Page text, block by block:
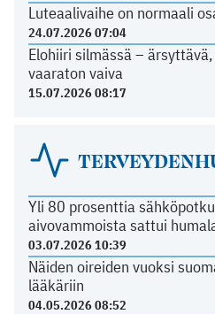
Luteaalivaihe on normaali
24.07.2026 07:04
Elohiiri silmässä –
vaaraton vaiva
15.07.2026 08:17
Yli 80 prosenttia
aivovammoista sattui
03.07.2026 10:39
Näiden oireiden vuoksi
lääkäriin
04.05.2026 08:52